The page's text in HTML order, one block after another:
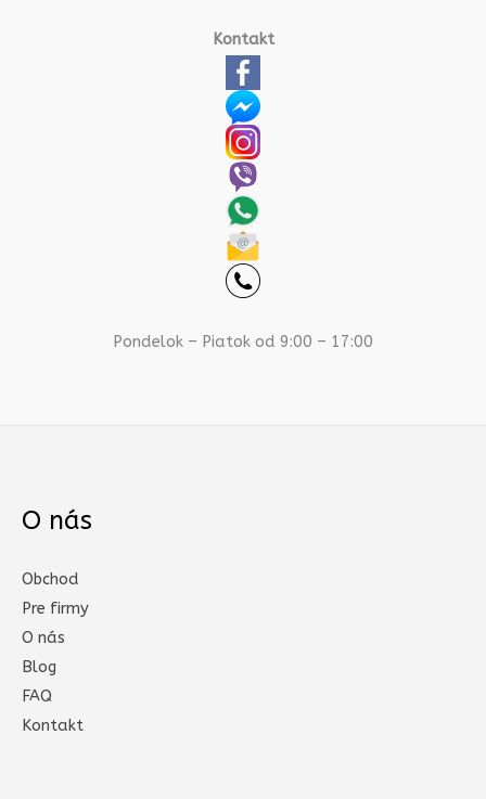
Kontakt
Pondelok – Piatok od 9:00 – 17:00
O nás
Obchod
Pre firmy
O nás
Blog
FAQ
Kontakt